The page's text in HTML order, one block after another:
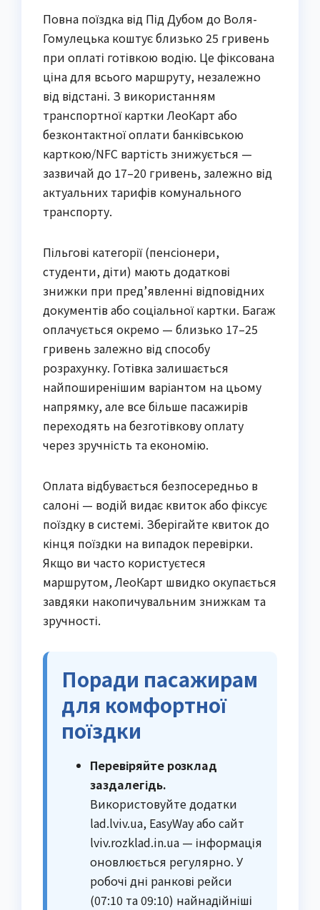
Повна поїздка від Під Дубом до Воля-
Гомулецька коштує близько 25 гривень
при оплаті готівкою водію. Це фіксована
ціна для всього маршруту, незалежно
від відстані. З використанням
транспортної картки ЛеоКарт або
безконтактної оплати банківською
карткою/NFC вартість знижується —
зазвичай до 17–20 гривень, залежно від
актуальних тарифів комунального
транспорту.
Пільгові категорії (пенсіонери,
студенти, діти) мають додаткові
знижки при пред’явленні відповідних
документів або соціальної картки. Багаж
оплачується окремо — близько 17–25
гривень залежно від способу
розрахунку. Готівка залишається
найпоширенішим варіантом на цьому
напрямку, але все більше пасажирів
переходять на безготівкову оплату
через зручність та економію.
Оплата відбувається безпосередньо в
салоні — водій видає квиток або фіксує
поїздку в системі. Зберігайте квиток до
кінця поїздки на випадок перевірки.
Якщо ви часто користуєтеся
маршрутом, ЛеоКарт швидко окупається
завдяки накопичувальним знижкам та
зручності.
Поради пасажирам
для комфортної
поїздки
Перевіряйте розклад
заздалегідь.
Використовуйте додатки
lad.lviv.ua, EasyWay або сайт
lviv.rozklad.in.ua — інформація
оновлюється регулярно. У
робочі дні ранкові рейси
(07:10 та 09:10) найнадійніші